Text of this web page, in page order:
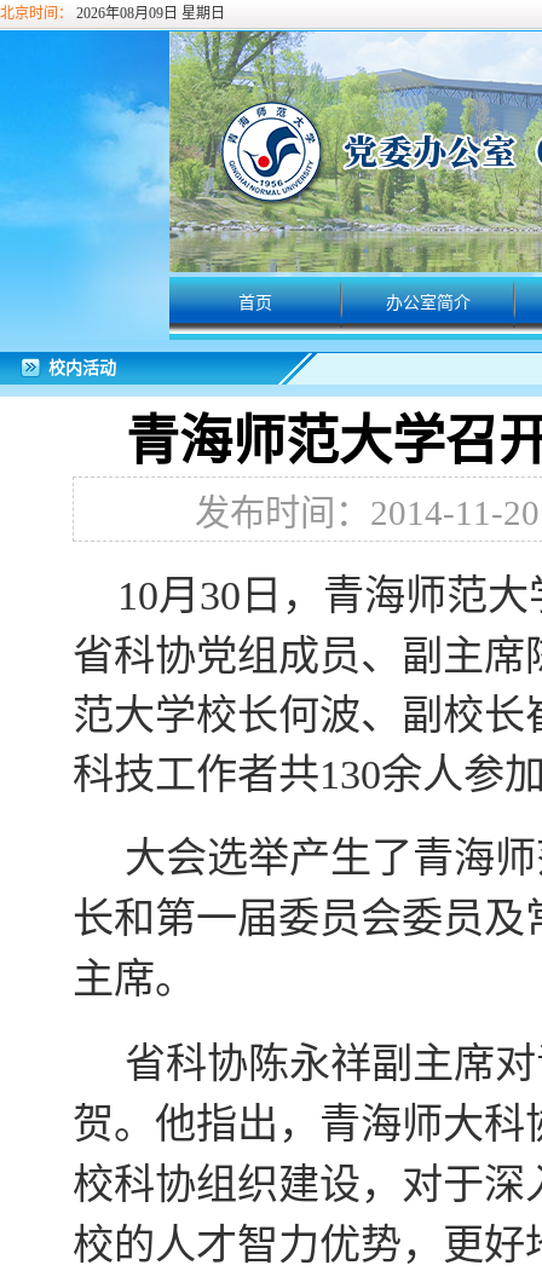
北京时间： 2026年08月09日 星期日
首页 办公室简介
校内活动
青海师范大学召
发布时间：2014-11-20
10月 30 日 ，青海师范
省科协党组成员、副主
范大学校长何波、副校
科技工作者共130余人参
大会选举产生了青海
长和第一届委员会委员
主席。
省科协陈永祥副主席
贺。他指出，青海师大
校科协组织建设，对于
校的人才智力优势，更